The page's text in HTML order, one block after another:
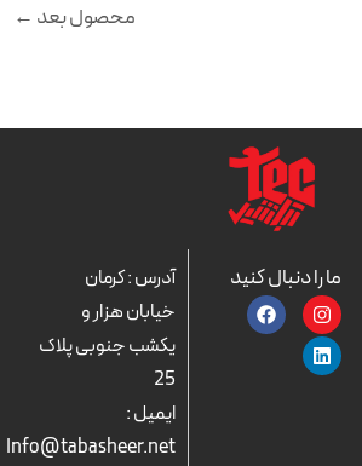
محصول بعد ←
ما را دنبال کنید
I
n
s
t
a
F
a
c
L
i
n
k
e
آدرس : کرمان
خیابان هزار و
یکشب جنوبی پلاک
25
ایمیل :
Info@tabasheer.net